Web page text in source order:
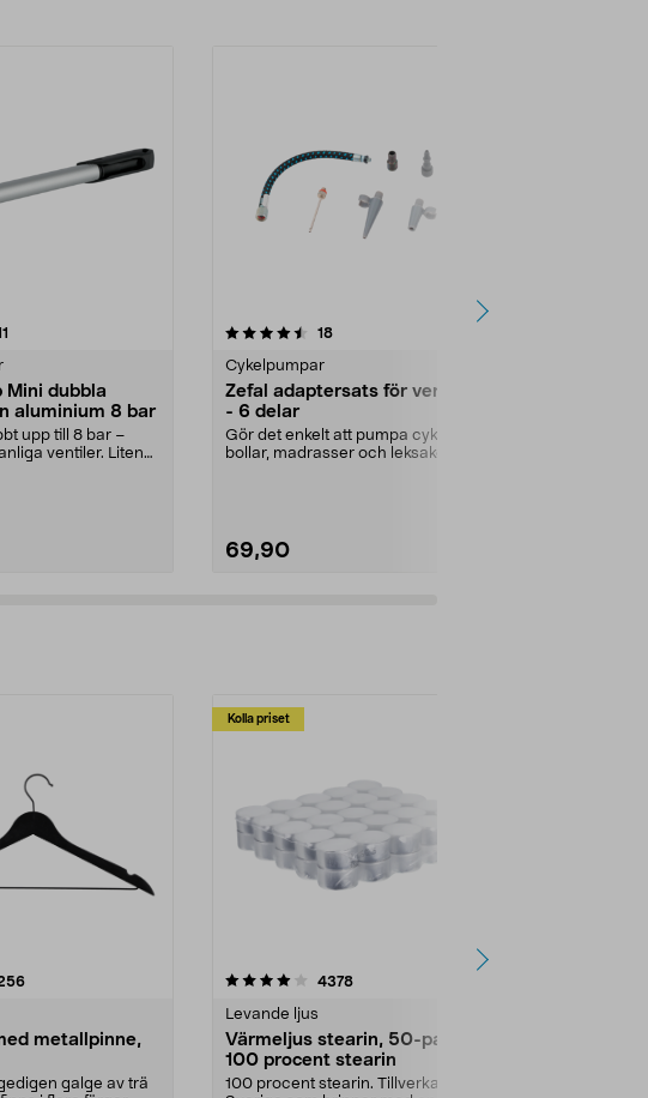
Mini dubbla
aluminium 8 bar
upp till 8 bar –
ventiler. Liten
av 5 stjärnor 18recensioner
Cykelpumpar
Zefal adaptersats för ventiler
- 6 delar
Gör det enkelt att pumpa cyklar,
bollar, madrasser och leksaker.
69,90
4.5 av 5 stjärnor
recensioner
metallpinne,
galge av trä
Kolla priset
5 stjärnor 4378recensioner
Levande ljus
Värmeljus stearin, 50-pack,
100 procent stearin
100 procent stearin. Tillverkade i
4.5av 5 stjärnor